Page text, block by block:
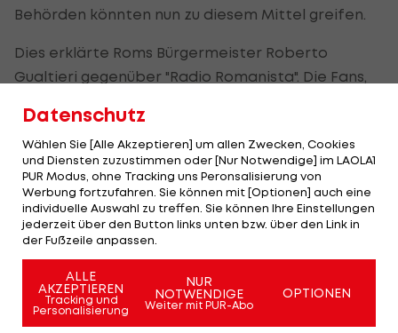
Behörden könnten nun zu diesem Mittel greifen.
Dies erklärte Roms Bürgermeister Roberto
Gualtieri gegenüber "Radio Romanista". Die Fans,
Rotterdam sind in der Vergangenheit bereits
mehrmals negativ aufgefallen und für ihre
Gewaltbereitschaft bekannt.
Hintergrund ist zudem die Bewerbung Roms für
die Weltausstellung "Expo" im Jahr 2030. Deren
Inspektoren werden für die Tage nach dem Spiel
in Rom erwartet.
"Wir müssen besonders vorsichtig sein. Ich habe
Datenschutz
Wählen Sie [Alle Akzeptieren] um allen Zwecken, Cookies
und Diensten zuzustimmen oder [Nur Notwendige] im LAOLA1
PUR Modus, ohne Tracking uns Peronsalisierung von
Werbung fortzufahren. Sie können mit [Optionen] auch eine
individuelle Auswahl zu treffen. Sie können Ihre Einstellungen
jederzeit über den Button links unten bzw. über den Link in
der Fußzeile anpassen.
ALLE
AKZEPTIEREN
Tracking und
Personalisierung
NUR
NOTWENDIGE
Weiter mit PUR-Abo
OPTIONEN